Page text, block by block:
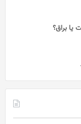
یا براق؟